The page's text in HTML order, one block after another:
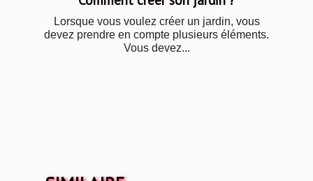
Lorsque vous voulez créer un jardin, vous
devez prendre en compte plusieurs éléments.
Vous devez...